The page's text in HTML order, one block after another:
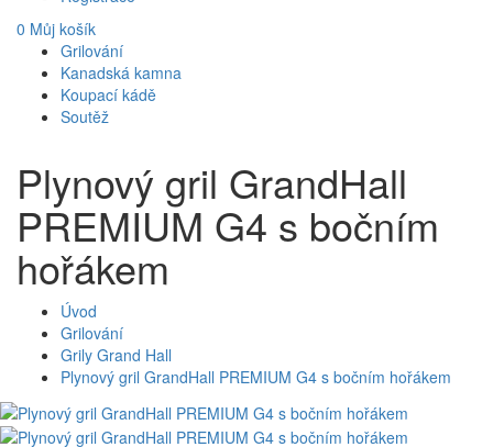
0 Můj košík
Grilování
Kanadská kamna
Koupací kádě
Soutěž
Plynový gril GrandHall
PREMIUM G4 s bočním
hořákem
Úvod
Grilování
Grily Grand Hall
Plynový gril GrandHall PREMIUM G4 s bočním hořákem